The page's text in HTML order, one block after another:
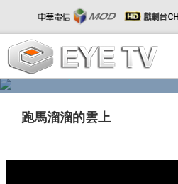
精彩影音 劇情大綱
跑馬溜溜的雲上